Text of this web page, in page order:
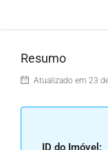
Resumo
Atualizado em 23
ID do Imóvel: